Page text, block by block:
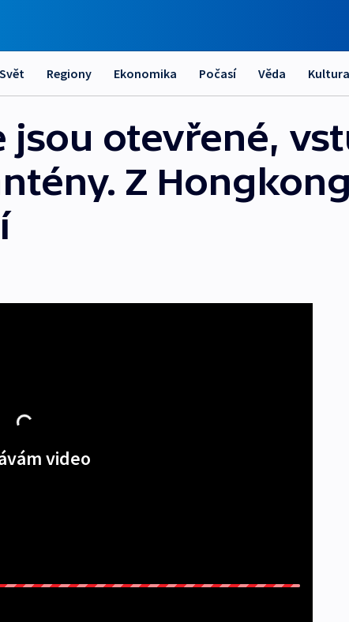
Svět Regiony Ekonomika Počasí Věda Kultura
jsou otevřené,
Z
video